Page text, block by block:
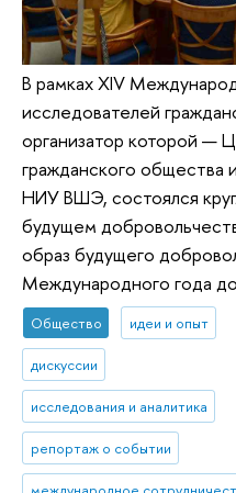
В рамках XIV
исследователей
организатор которой —
гражданского общества
НИУ ВШЭ, состоялся
будущем
образ будущего
Международного года
Общество идеи и опыт
дискуссии
исследования и аналитика
репортаж о событии